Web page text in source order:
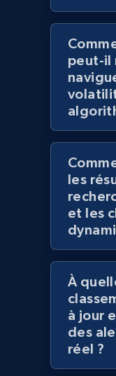
1.1K+
Lazada -
URL, Title,
price, Currency,
Lazada -
keyword
URL, Title,
price,
991+
peut-il
les
et les
À
à jour
des
réel ?